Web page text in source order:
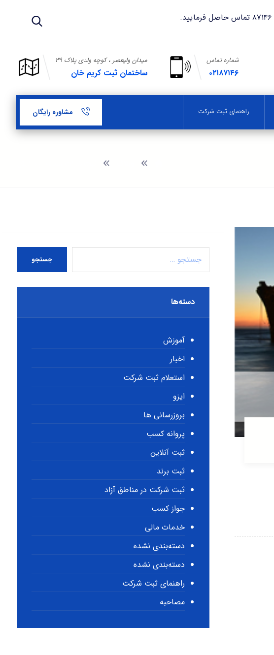
میدان ولیعصر ، کوچه ولدی پلاک ۳۹
ساختمان ثبت کریم خان
شماره تماس
۰۲۱۸۷۱۴۶
راهنمای ثبت شرکت مشاوره رایگان
جستجو
دسته‌ها
آموزش
اخبار
استعلام ثبت شرکت
ایزو
بروزرسانی ها
پروانه کسب
ثبت آنلاین
ثبت برند
ثبت شرکت در مناطق آزاد
جواز کسب
خدمات مالی
دسته‌بندی نشده
دسته‌بندی نشده
راهنمای ثبت شرکت
مصاحبه